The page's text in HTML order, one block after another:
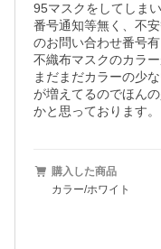
95マスクをしてしま
番号通知等無く、不
のお問い合わせ番号
不織布マスクのカラ
まだまだカラーの少
が増えてるのでほん
かと思っております。
購入した商品
カラー/ホワイト